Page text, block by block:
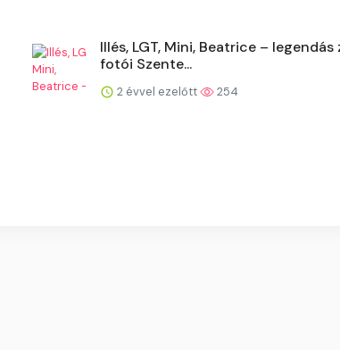
Illés, LGT, Mini, Beatrice – legendás
fotói Szente...
2 évvel ezelőtt 254